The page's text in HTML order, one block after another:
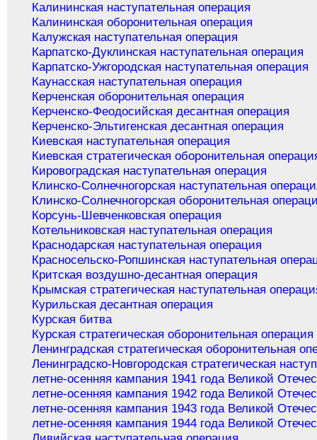
Калининская наступательная операция
Калининская оборонительная операция
Калужская наступательная операция
Карпатско-Дуклинская наступательная операция
Карпатско-Ужгородская наступательная операция
Каунасская наступательная операция
Керченская оборонительная операция
Керченско-Феодосийская десантная операция
Керченско-Эльтигенская десантная операция
Киевская наступательная операция
Киевская стратегическая оборонительная
Кировоградская наступательная операция
Клинско-Солнечногорская наступательная
Клинско-Солнечногорская оборонительная
Корсунь-Шевченковская операция
Котельниковская наступательная операция
Краснодарская наступательная операция
Красносельско-Ропшинская наступательная
Критская воздушно-десантная операция
Крымская стратегическая наступательная
Курильская десантная операция
Курская битва
Курская стратегическая оборонительная операция
Ленинградская стратегическая оборонительная
Ленинградско-Новгородская стратегическая
летне-осенняя кампания 1941 года Великой
летне-осенняя кампания 1942 года Великой
летне-осенняя кампания 1943 года Великой
летне-осенняя кампания 1944 года Великой